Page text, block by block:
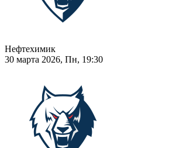
Нефтехимик
30 марта 2026, Пн, 19:30